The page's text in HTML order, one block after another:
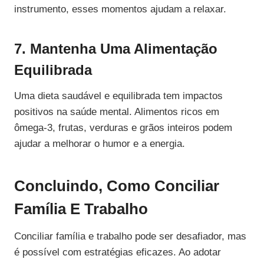
instrumento, esses momentos ajudam a relaxar.
7. Mantenha Uma Alimentação
Equilibrada
Uma dieta saudável e equilibrada tem impactos
positivos na saúde mental. Alimentos ricos em
ômega-3, frutas, verduras e grãos inteiros podem
ajudar a melhorar o humor e a energia.
Concluindo, Como Conciliar
Família E Trabalho
Conciliar família e trabalho pode ser desafiador, mas
é possível com estratégias eficazes. Ao adotar